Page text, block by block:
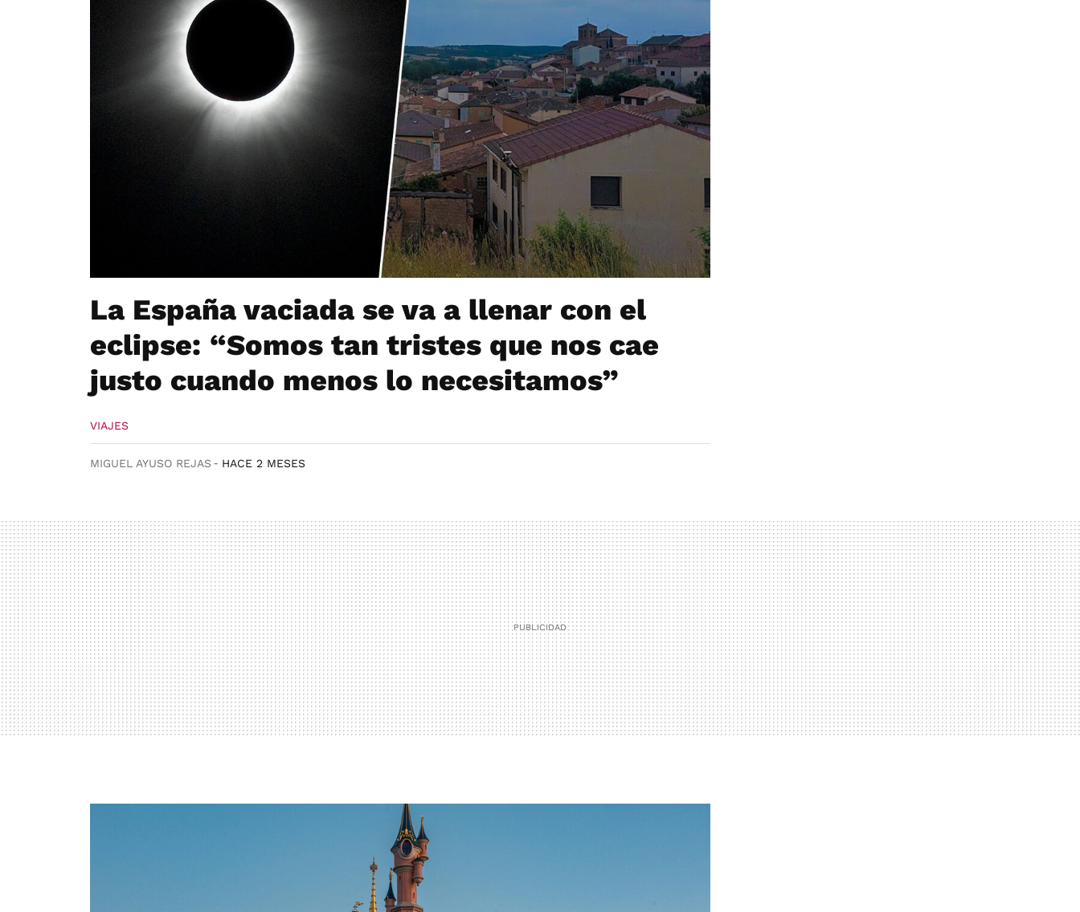
La España vaciada se va a llenar con el
eclipse: “Somos tan tristes que nos cae
justo cuando menos lo necesitamos”
VIAJES
MIGUEL AYUSO REJAS HACE 2 MESES